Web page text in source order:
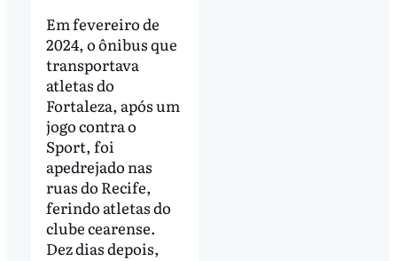
Em fevereiro de
2024, o ônibus que
transportava
atletas do
Fortaleza, após um
jogo contra o
Sport, foi
apedrejado nas
ruas do Recife,
ferindo atletas do
clube cearense.
Dez dias depois,